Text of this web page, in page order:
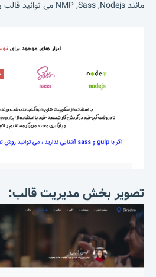
مانند NMP ,Sass ,Nodejs می توانید قالب را توسعه دهید.
تصویر بخش مدیریت قالب: